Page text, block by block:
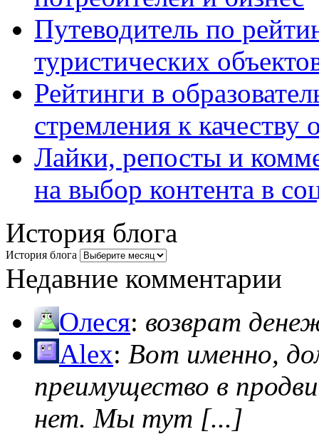
Путеводитель по
туристических
Рейтинги в
стремления к качеству
Лайки, репосты и
на выбор контента в
История блога
История блога
Недавние комментарии
Олеся: возврат
Alex: Вот именно,
преимущество в
нет. Мы тут [...]